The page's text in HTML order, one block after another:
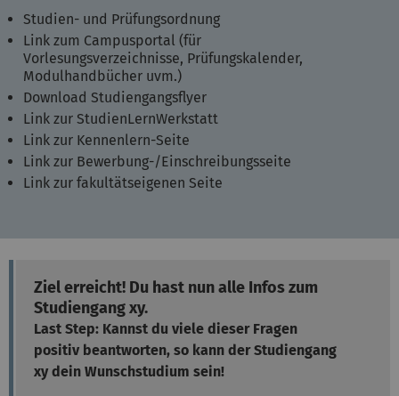
Studien- und Prüfungsordnung
Link zum Campusportal (für
Vorlesungsverzeichnisse, Prüfungskalender,
Modulhandbücher uvm.)
Download Studiengangsflyer
Link zur StudienLernWerkstatt
Link zur Kennenlern-Seite
Link zur Bewerbung-/Einschreibungsseite
Link zur fakultätseigenen Seite
Ziel erreicht! Du hast nun alle Infos zum
Studiengang xy.
Last Step: Kannst du viele dieser Fragen
positiv beantworten, so kann der Studiengang
xy dein Wunschstudium sein!